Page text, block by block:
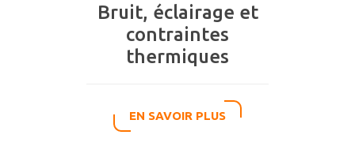
Bruit, éclairage et
contraintes
thermiques
EN SAVOIR PLUS